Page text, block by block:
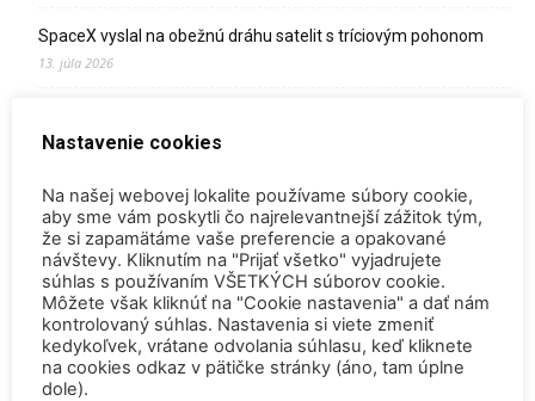
SpaceX vyslal na obežnú dráhu satelit s tríciovým pohonom
13. júla 2026
2. júla 2026
Palivo v Mochovciach 4: Slovensko upevňuje pozíciu medzi
jadrovou špičkou Európy
2. júla 2026
Startup Helion získal stámilióny na fúznu elektráreň pre
Microsoft
15. júna 2026
Prednáška o jadrovej energetike zaujala študentov aj
Nastavenie cookies
Na našej webovej lokalite používame súbory cookie,
aby sme vám poskytli čo najrelevantnejší zážitok tým,
že si zapamätáme vaše preferencie a opakované
návštevy. Kliknutím na "Prijať všetko" vyjadrujete
súhlas s používaním VŠETKÝCH súborov cookie.
Môžete však kliknúť na "Cookie nastavenia" a dať nám
kontrolovaný súhlas. Nastavenia si viete zmeniť
kedykoľvek, vrátane odvolania súhlasu, keď kliknete
na cookies odkaz v pätičke stránky (áno, tam úplne
dole).